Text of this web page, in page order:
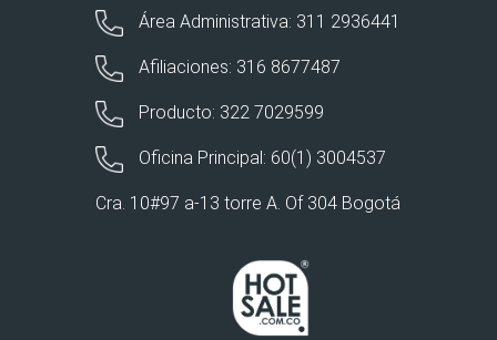
Área Administrativa: 311 2936441
Afiliaciones: 316 8677487
Producto: 322 7029599
Oficina Principal: 60(1) 3004537
Cra. 10#97 a-13 torre A. Of 304 Bogotá